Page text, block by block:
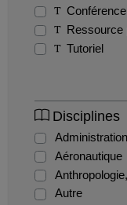
Conférence
Ressource
Tutoriel
Disciplines
Aéronautique
Autre